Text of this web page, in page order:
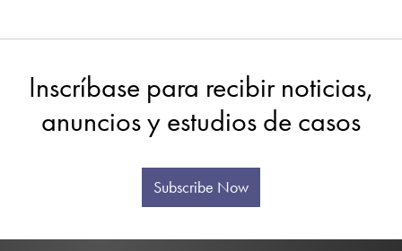
Inscríbase para recibir noticias,
anuncios y estudios de casos
Subscribe Now